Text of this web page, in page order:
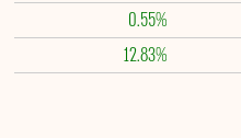
0.55%
12.83%